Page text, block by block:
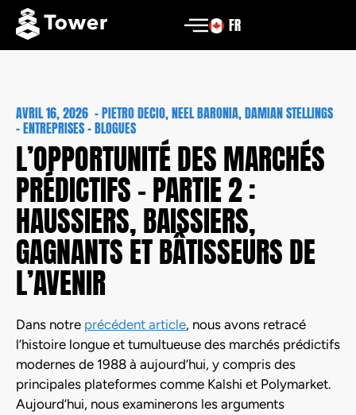
FR
AVRIL 16, 2026 -PIETRO DECIO, NEEL BARONIA, DAMIAN STELLINGS
-ENTREPRISES – BLOGUES
L’OPPORTUNITÉ DES MARCHÉS
PRÉDICTIFS – PARTIE 2 :
HAUSSIERS, BAISSIERS,
GAGNANTS ET BÂTISSEURS DE
L’AVENIR
Dans notre précédent article, nous avons retracé
l’histoire longue et tumultueuse des marchés prédictifs
modernes de 1988 à aujourd’hui, y compris des
principales plateformes comme Kalshi et Polymarket.
Aujourd’hui, nous examinerons les arguments